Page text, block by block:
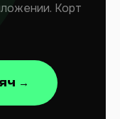
Корт
→